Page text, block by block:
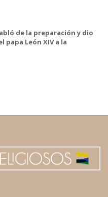
de la preparación y dio
papa León XIV a la